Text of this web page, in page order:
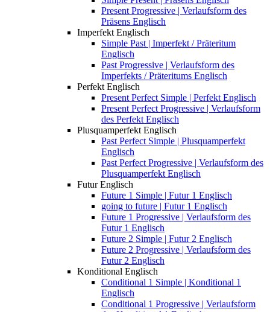
Present Progressive | Verlaufsform des
Präsens Englisch
Imperfekt Englisch
Simple Past | Imperfekt / Präteritum
Englisch
Past Progressive | Verlaufsform des
Imperfekts / Präteritums Englisch
Perfekt Englisch
Present Perfect Simple | Perfekt Englisch
Present Perfect Progressive | Verlaufsform
des Perfekt Englisch
Plusquamperfekt Englisch
Past Perfect Simple | Plusquamperfekt
Englisch
Past Perfect Progressive | Verlaufsform des
Plusquamperfekt Englisch
Futur Englisch
Future 1 Simple | Futur 1 Englisch
going to future | Futur 1 Englisch
Future 1 Progressive | Verlaufsform des
Futur 1 Englisch
Future 2 Simple | Futur 2 Englisch
Future 2 Progressive | Verlaufsform des
Futur 2 Englisch
Konditional Englisch
Conditional 1 Simple | Konditional 1
Englisch
Conditional 1 Progressive | Verlaufsform